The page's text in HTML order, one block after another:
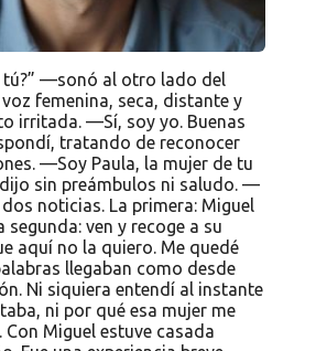
tú?” —sonó al otro lado del
femenina, seca, distante y
irritada. —Sí, soy yo. Buenas
tratando de reconocer
—Soy Paula, la mujer de tu
sin preámbulos ni saludo. —
noticias. La primera: Miguel
segunda: ven y recoge a su
aquí no la quiero. Me quedé
llegaban como desde
Ni siquiera entendí al instante
ni por qué esa mujer me
Con Miguel estuve casada